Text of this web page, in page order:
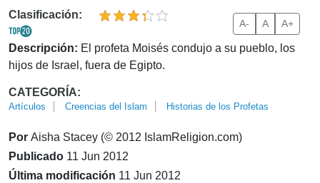
Clasificación:
A- A A+
Descripción: El profeta Moisés condujo a su pueblo, los
hijos de Israel, fuera de Egipto.
CATEGORÍA:
Artículos Creencias del Islam Historias de los Profetas
Por Aisha Stacey (© 2012 IslamReligion.com)
Publicado 11 Jun 2012
Última modificación 11 Jun 2012